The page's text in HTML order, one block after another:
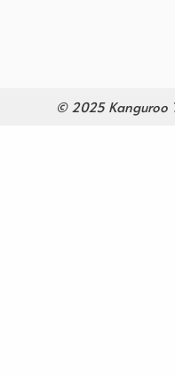
© 2025 Kanguroo